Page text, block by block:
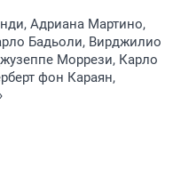
Адриана Мартино,
Бадьоли, Вирджилио
Моррези, Карло
фон Караян,